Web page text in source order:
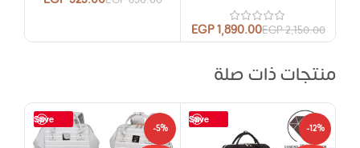
2,150.00
EGP
1,890.00
EGP
منتجات ذات صلة
Save
-12%
Save
-5%